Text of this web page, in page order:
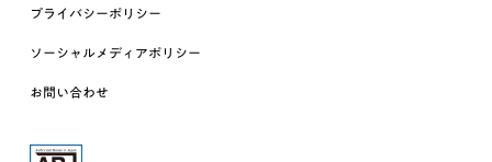
プライバシーポリシー
ソーシャルメディアポリシー
お問い合わせ